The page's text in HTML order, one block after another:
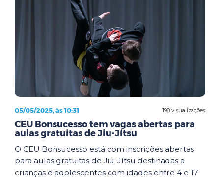
198 visualizações
05/05/2025, às 10:31
CEU Bonsucesso tem vagas abertas para
aulas gratuitas de Jiu-Jítsu
O CEU Bonsucesso está com inscrições abertas
para aulas gratuitas de Jiu-Jítsu destinadas a
crianças e adolescentes com idades entre 4 e 17